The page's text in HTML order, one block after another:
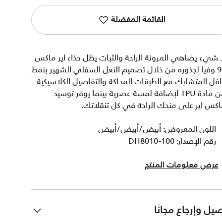
القائمة المفضلة
شيء يضاهي المرونة الراحة والثبات يظل حذاء اير ماكس
90 وفيا لجذوره من خلال تصميم النعل السفلي الشهير بنمط
المتشابك مع الطبقات المحاكة والتفاصيل الكلاسيكية
من مادة TPU لإضافة لمسة عصرية بينما يوفر توسيد
اير على منحك الراحة في كل تنقلاتك.
اللون المعروض: أبيض/أبيض/أبيض
رقم الإصدار: DH8010-100
عرض معلومات المنتج
وإرجاع مجانًا